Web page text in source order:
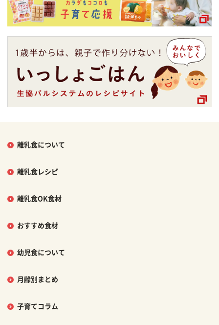
離乳食について
離乳食レシピ
離乳食OK食材
おすすめ食材
幼児食について
月齢別まとめ
子育てコラム